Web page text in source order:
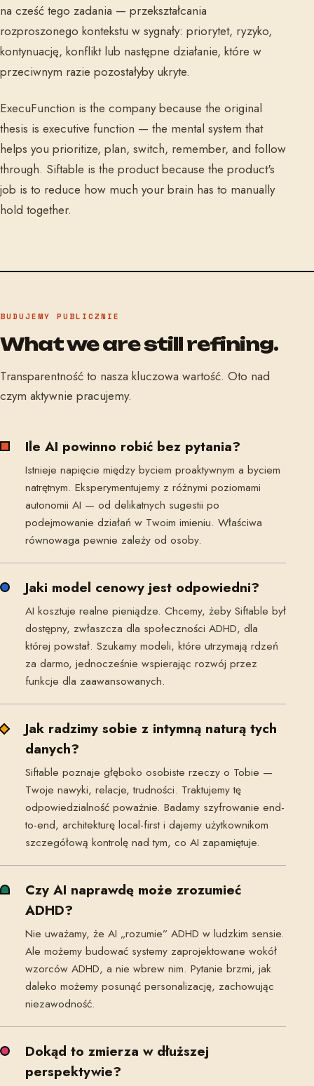
na cześć tego zadania — przekształcania
rozproszonego kontekstu w sygnały: priorytet, ryzyko,
kontynuację, konflikt lub następne działanie, które w
przeciwnym razie pozostałyby ukryte.
ExecuFunction is the company because the original
thesis is executive function — the mental system that
helps you prioritize, plan, switch, remember, and follow
through. Siftable is the product because the product's
job is to reduce how much your brain has to manually
hold together.
BUDUJEMY PUBLICZNIE
What we are still refining.
Transparentność to nasza kluczowa wartość. Oto nad
czym aktywnie pracujemy.
Ile AI powinno robić bez pytania?
Istnieje napięcie między byciem proaktywnym a byciem
natrętnym. Eksperymentujemy z różnymi poziomami
autonomii AI — od delikatnych sugestii po
podejmowanie działań w Twoim imieniu. Właściwa
równowaga pewnie zależy od osoby.
Jaki model cenowy jest odpowiedni?
AI kosztuje realne pieniądze. Chcemy, żeby Siftable był
dostępny, zwłaszcza dla społeczności ADHD, dla
której powstał. Szukamy modeli, które utrzymają rdzeń
za darmo, jednocześnie wspierając rozwój przez
funkcje dla zaawansowanych.
Jak radzimy sobie z intymną naturą tych
danych?
Siftable poznaje głęboko osobiste rzeczy o Tobie —
Twoje nawyki, relacje, trudności. Traktujemy tę
odpowiedzialność poważnie. Badamy szyfrowanie end-
to-end, architekturę local-first i dajemy użytkownikom
szczegółową kontrolę nad tym, co AI zapamiętuje.
Czy AI naprawdę może zrozumieć
ADHD?
Nie uważamy, że AI „rozumie” ADHD w ludzkim sensie.
Ale możemy budować systemy zaprojektowane wokół
wzorców ADHD, a nie wbrew nim. Pytanie brzmi, jak
daleko możemy posunąć personalizację, zachowując
niezawodność.
Dokąd to zmierza w dłuższej
perspektywie?